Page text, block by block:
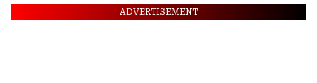
ADVERTISEMENT